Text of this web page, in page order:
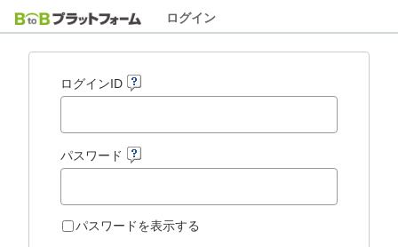
ログイン
ログインID
パスワード
パスワードを表示する